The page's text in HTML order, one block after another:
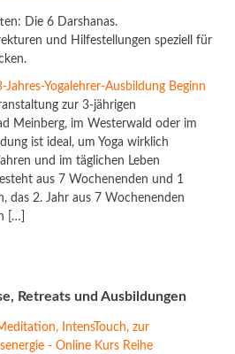
Die 6 Darshanas.
und Hilfestellungen speziell für
Yogalehrer-Ausbildung Beginn
zur 3-jährigen
Meinberg, im Westerwald oder im
ist ideal, um Yoga wirklich
und im täglichen Leben
aus 7 Wochenenden und 1
das 2. Jahr aus 7 Wochenenden
[…]
Retreats und Ausbildungen
IntensTouch, zur
- Online Kurs Reihe